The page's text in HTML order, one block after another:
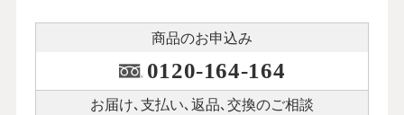
商品のお申込み
0120-164-164
お届け､支払い､ 返品､交換のご相談